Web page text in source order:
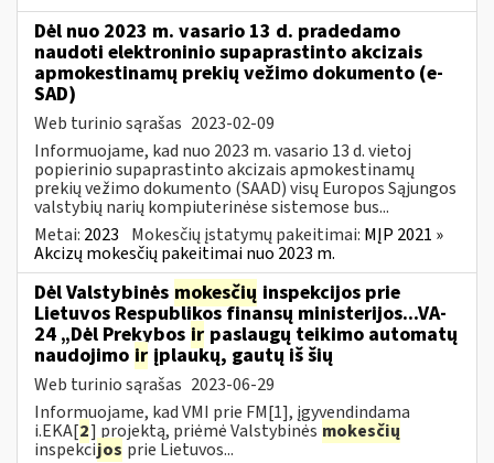
Dėl nuo 2023 m. vasario 13 d. pradedamo
naudoti elektroninio supaprastinto akcizais
apmokestinamų prekių vežimo dokumento (e-
SAD)
Web turinio sąrašas 2023-02-09
Informuojame, kad nuo 2023 m. vasario 13 d. vietoj
popierinio supaprastinto akcizais apmokestinamų
prekių vežimo dokumento (SAAD) visų Europos Sąjungos
valstybių narių kompiuterinėse sistemose bus...
Metai: 2023 Mokesčių įstatymų pakeitimai: MĮP 2021 »
Akcizų mokesčių pakeitimai nuo 2023 m.
Dėl Valstybinės mokesčių inspekcijos prie
Lietuvos Respublikos finansų ministerijos...VA-
24 „Dėl Prekybos ir paslaugų teikimo automatų
naudojimo ir įplaukų, gautų iš šių
Web turinio sąrašas 2023-06-29
Informuojame, kad VMI prie FM[1], įgyvendindama
i.EKA[2] projektą, priėmė Valstybinės mokesčių
inspekcijos prie Lietuvos...